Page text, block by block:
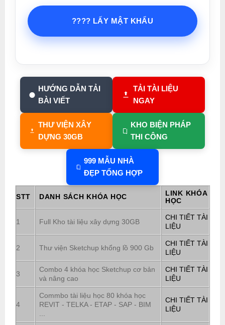
???? LẤY MẬT KHẨU
HƯỚNG DẪN TẢI
BÀI VIẾT
TẢI TÀI LIỆU
NGAY
THƯ VIỆN XÂY
DỰNG 30GB
KHO BIỆN PHÁP
THI CÔNG
999 MẪU NHÀ
ĐẸP TỔNG HỢP
STT DANH SÁCH KHÓA HỌC
LINK KHÓA
HỌC
1 Full Kho tài liệu xây dựng 30GB
CHI TIẾT TÀI
LIỆU
2 Thư viện Sketchup khổng lồ 900 Gb
CHI TIẾT TÀI
LIỆU
3
Combo 4 khóa học Sketchup cơ bản
và nâng cao
CHI TIẾT TÀI
LIỆU
4
Commbo tài liệu học 80 khóa học
REVIT - TELKA - ETAP - SAP - BIM
CHI TIẾT TÀI
LIỆU